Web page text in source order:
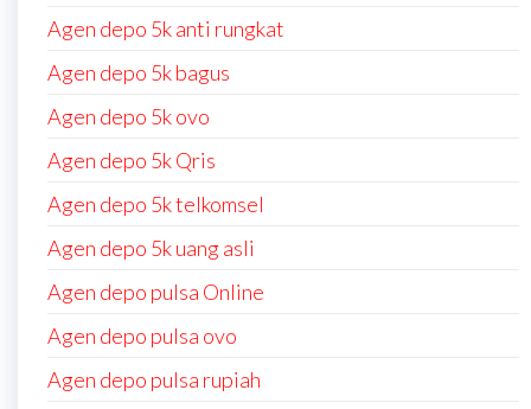
Agen depo 5k anti rungkat
Agen depo 5k bagus
Agen depo 5k ovo
Agen depo 5k Qris
Agen depo 5k telkomsel
Agen depo 5k uang asli
Agen depo pulsa Online
Agen depo pulsa ovo
Agen depo pulsa rupiah